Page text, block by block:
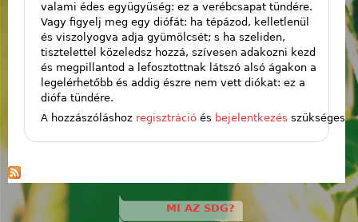
valami édes együgyüség: ez a verébcsapat tündére.
Vagy figyelj meg egy diófát: ha tépázod, kelletlenül
és viszolyogva adja gyümölcsét; s ha szeliden,
tisztelettel közeledsz hozzá, szívesen adakozni kezd
és megpillantod a lefosztottnak látszó alsó ágakon a
legelérhetőbb és addig észre nem vett diókat: ez a
diófa tündére.
A hozzászóláshoz regisztráció és bejelentkezés szükséges
MI AZ SDG?